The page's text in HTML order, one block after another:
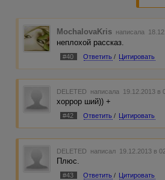
MochalovaKris написала
неплохой рассказ.
#40 Ответить / Цитировать
DELETED написала 19.12.2013 в
хоррор ший)) +
#42 Ответить / Цитировать
DELETED написал 19.12.2013 в
Плюс.
#43 Ответить / Цитировать